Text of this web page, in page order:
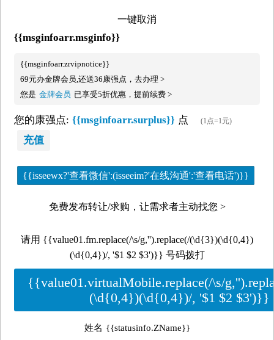
一键取消
{{msginfoarr.msginfo}}
{{msginfoarr.zrvipnotice}}
69元办金牌会员,还送36康强点，去办理 >
您是 金牌会员 已享受5折优惠，提前续费 >
您的康强点: {{msginfoarr.surplus}} 点 (1点=1元)
充值
{{isseewx?'查看微信':(isseeim?'在线沟通':'查看电话')}}
免费发布转让/求购，让需求者主动找您 >
请用 {{value01.fm.replace(/\s/g,'').replace(/(\d{3})(\d{0,4})
(\d{0,4})/, '$1 $2 $3')}} 号码拨打
{{value01.virtualMobile.replace(/\s/
(\d{0,4})(\d{0,4})/, '$1 $2 $3')}}
姓名 {{statusinfo.ZName}}